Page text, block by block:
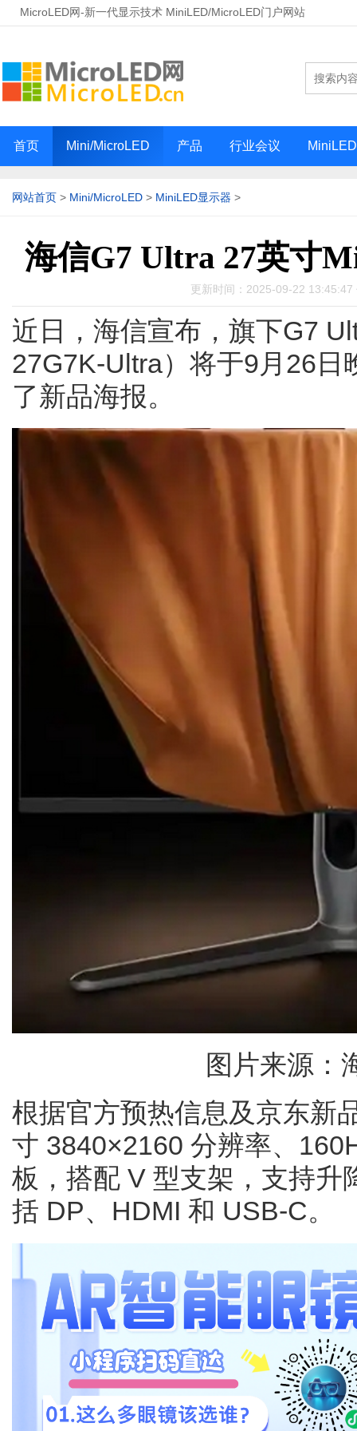
MicroLED网-新一代显示技术 MiniLED/MicroLED门户网站
首页 Mini/MicroLED 产品 行业会议
网站首页 > Mini/MicroLED > MiniLED显示器 >
海信G7 Ultra 27英寸
更新时间：2025-09-22
近日，海信宣布，旗下G7
27G7K-Ultra）将于9月26
了新品海报。
图片来源：
根据官方预热信息及京东新
寸 3840×2160 分辨率、
板，搭配 V 型支架，支持升
括 DP、HDMI 和 USB-C。